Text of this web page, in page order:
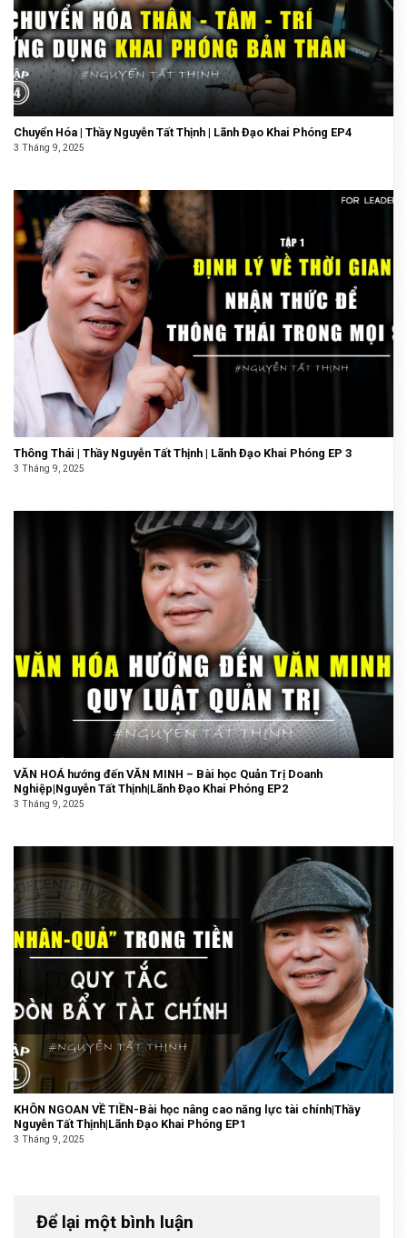
Chuyển Hóa | Thầy Nguyễn Tất Thịnh | Lãnh Đạo Khai Phóng EP4
3 Tháng 9, 2025
Thông Thái | Thầy Nguyễn Tất Thịnh | Lãnh Đạo Khai Phóng EP 3
3 Tháng 9, 2025
VĂN HOÁ hướng đến VĂN MINH – Bài học Quản Trị Doanh
Nghiệp|Nguyễn Tất Thịnh|Lãnh Đạo Khai Phóng EP2
3 Tháng 9, 2025
KHÔN NGOAN VỀ TIỀN-Bài học nâng cao năng lực tài chính|Thầy
Nguyễn Tất Thịnh|Lãnh Đạo Khai Phóng EP1
3 Tháng 9, 2025
Để lại một bình luận